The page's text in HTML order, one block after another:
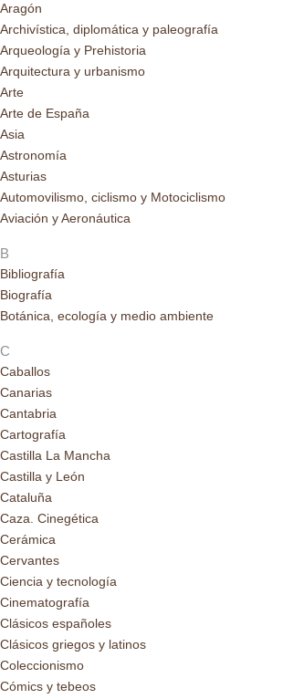
Aragón
Archivística, diplomática y paleografía
Arqueología y Prehistoria
Arquitectura y urbanismo
Arte
Arte de España
Asia
Astronomía
Asturias
Automovilismo, ciclismo y Motociclismo
Aviación y Aeronáutica
B
Bibliografía
Biografía
Botánica, ecología y medio ambiente
C
Caballos
Canarias
Cantabria
Cartografía
Castilla La Mancha
Castilla y León
Cataluña
Caza. Cinegética
Cerámica
Cervantes
Ciencia y tecnología
Cinematografía
Clásicos españoles
Clásicos griegos y latinos
Coleccionismo
Cómics y tebeos